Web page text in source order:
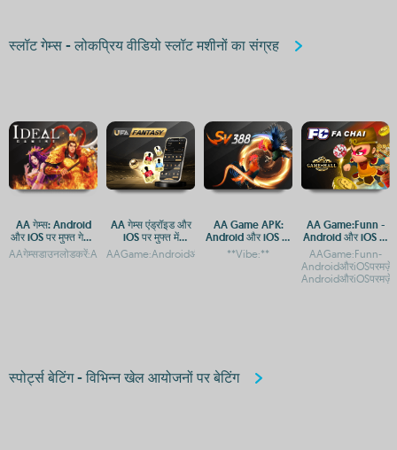
स्लॉट गेम्स - लोकप्रिय वीडियो स्लॉट मशीनों का संग्रह
AA गेम्स: Android
और iOS पर मुफ्त गेमिंग
एप्स
AAगेम्सडाउनलोडकरें:AndroidऔरiOSपरमुफ्तगेमिंगएप्सAAगेम्सएंड्रॉइडऔरiOSपरमुफ्तमेंडाउनलोडकरे
AA गेम्स एंड्रॉइड और
iOS पर मुफ्त में
डाउनलोड करें
AA Game APK:
Android और iOS पर
डाउनलोड करें
**Vibe:**
AA Game:Funn -
Android और iOS पर
मज़ेदार गेमिंग अनुभव
AAGame:Funn-
स्पोर्ट्स बेटिंग - विभिन्न खेल आयोजनों पर बेटिंग